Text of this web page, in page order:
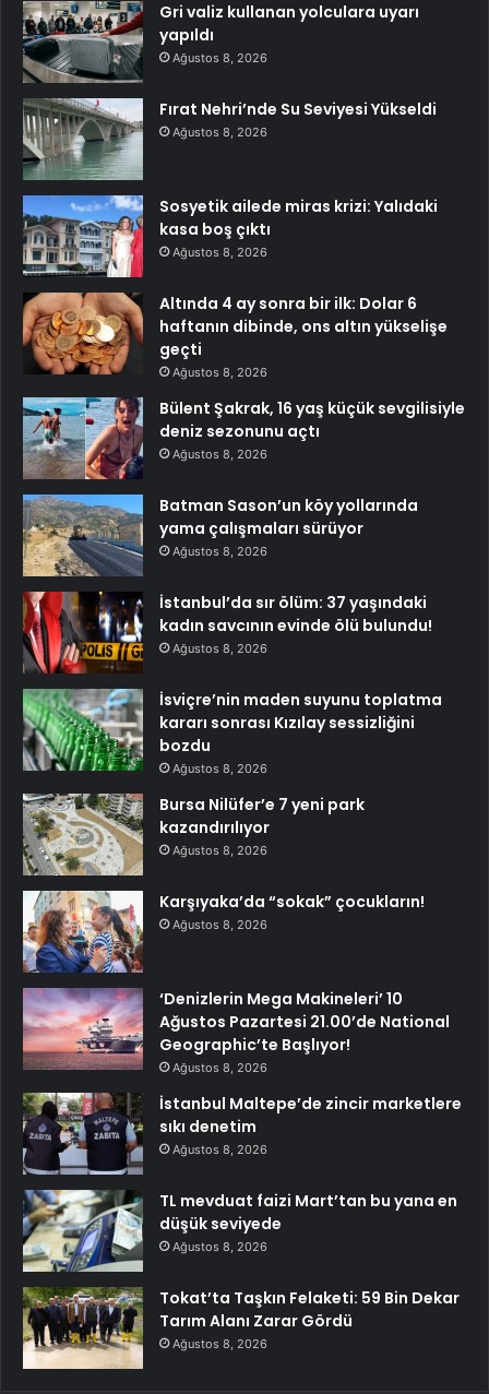
Gri valiz kullanan yolculara uyarı
yapıldı
Ağustos 8, 2026
Fırat Nehri’nde Su Seviyesi Yükseldi
Ağustos 8, 2026
Sosyetik ailede miras krizi: Yalıdaki
kasa boş çıktı
Ağustos 8, 2026
Altında 4 ay sonra bir ilk: Dolar 6
haftanın dibinde, ons altın yükselişe
geçti
Ağustos 8, 2026
Bülent Şakrak, 16 yaş küçük sevgilisiyle
deniz sezonunu açtı
Ağustos 8, 2026
Batman Sason’un köy yollarında
yama çalışmaları sürüyor
Ağustos 8, 2026
İstanbul’da sır ölüm: 37 yaşındaki
kadın savcının evinde ölü bulundu!
Ağustos 8, 2026
İsviçre’nin maden suyunu toplatma
kararı sonrası Kızılay sessizliğini
bozdu
Ağustos 8, 2026
Bursa Nilüfer’e 7 yeni park
kazandırılıyor
Ağustos 8, 2026
Karşıyaka’da “sokak” çocukların!
Ağustos 8, 2026
‘Denizlerin Mega Makineleri’ 10
Ağustos Pazartesi 21.00’de National
Geographic’te Başlıyor!
Ağustos 8, 2026
İstanbul Maltepe’de zincir marketlere
sıkı denetim
Ağustos 8, 2026
TL mevduat faizi Mart’tan bu yana en
düşük seviyede
Ağustos 8, 2026
Tokat’ta Taşkın Felaketi: 59 Bin Dekar
Tarım Alanı Zarar Gördü
Ağustos 8, 2026